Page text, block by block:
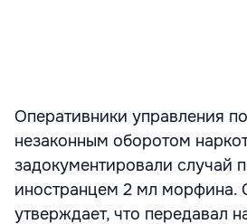
Оперативники управления
незаконным оборотом
задокументировали случай
иностранцем 2 мл морфина.
утверждает, что передавал